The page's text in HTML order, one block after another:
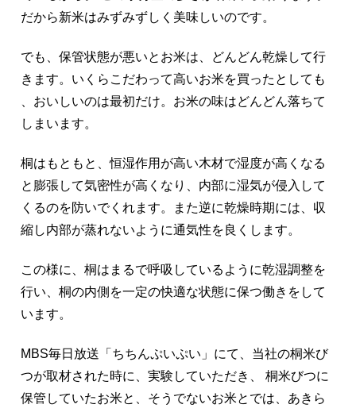
だから新米はみずみずしく美味しいのです。
でも、保管状態が悪いとお米は、どんどん乾燥して行
きます。いくらこだわって高いお米を買ったとしても
、おいしいのは最初だけ。お米の味はどんどん落ちて
しまいます。
桐はもともと、恒湿作用が高い木材で湿度が高くなる
と膨張して気密性が高くなり、内部に湿気が侵入して
くるのを防いでくれます。また逆に乾燥時期には、収
縮し内部が蒸れないように通気性を良くします。
この様に、桐はまるで呼吸しているように乾湿調整を
行い、桐の内側を一定の快適な状態に保つ働きをして
います。
MBS毎日放送「ちちんぷいぷい」にて、当社の桐米び
つが取材された時に、実験していただき、 桐米びつに
保管していたお米と、そうでないお米とでは、あきら